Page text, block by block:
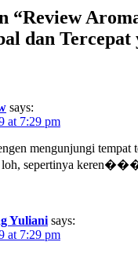
“Review
dan Tercepat
says:
at 7:29 pm
mengunjungi tempat
loh, sepertinya
Yuliani says:
at 7:29 pm